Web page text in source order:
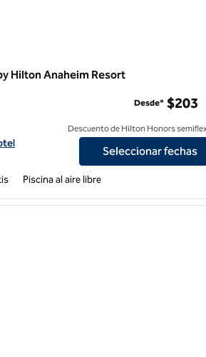
Hilton Anaheim Resort
para Home2 Suites by Hilton Anaheim Resort
Desde* $203
Descuento de Hilton Honors
Seleccionar fechas
Piscina al aire libre